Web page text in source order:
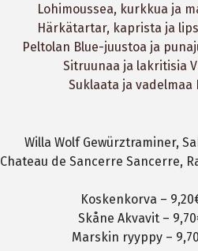
Lohimoussea, kurkkua ja
Härkätartar, kaprista ja
Peltolan Blue-juustoa ja
Sitruunaa ja lakritisia
Suklaata ja vadelmaa
Willa Wolf Gewürztraminer,
Chateau de Sancerre Sancerre,
Koskenkorva –
Skåne Akvavit –
Marskin ryyppy –